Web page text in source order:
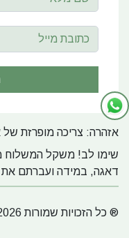
אזהרה: צריכה מופרזת של
דאגה, במידה ועברתם
® כל הזכויות שמורות 2026